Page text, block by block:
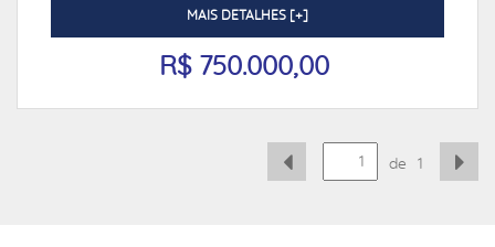
MAIS DETALHES [+]
R$ 750.000,00
de 1